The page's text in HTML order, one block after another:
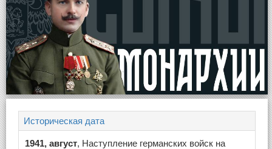
Историческая дата
1941, август, Наступление германских войск на